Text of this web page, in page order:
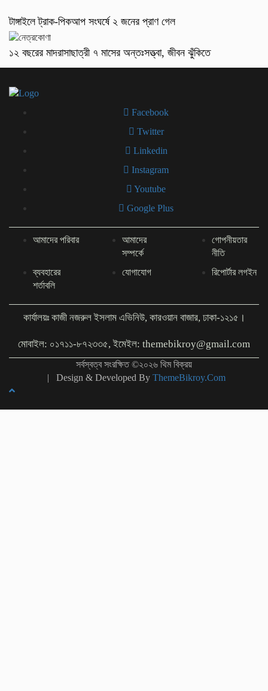
টাঙ্গাইলে ট্রাক-পিকআপ সংঘর্ষে ২ জনের প্রাণ গেল
১২ বছরের মাদরাসাছাত্রী ৭ মাসের অন্তঃসত্ত্বা, জীবন ঝুঁকিতে
Facebook
Twitter
Linkedin
Instagram
Youtube
Google Plus
আমাদের পরিবার
আমাদের
সম্পর্কে
গোপনীয়তার
নীতি
ব্যবহারের
শর্তাবলি
যোগাযোগ রিপোর্টার লগইন
কার্যালয়ঃ কাজী নজরুল ইসলাম এভিনিউ, কারওয়ান বাজার, ঢাকা-১২১৫।
মোবাইল: ০১৭১১-৮৭২৩৩৫, ইমেইল: themebikroy@gmail.com
সর্বস্বত্ব সংরক্ষিত ©২০২৬ থিম বিক্রয়
| Design & Developed By ThemeBikroy.Com